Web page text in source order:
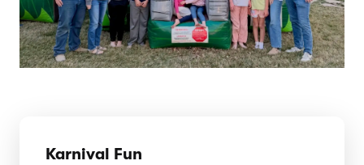
Karnival Fun